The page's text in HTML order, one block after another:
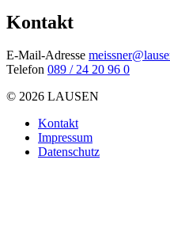
Kontakt
E-Mail-Adresse
Telefon 089 / 24 20 96 0
© 2026 LAUSEN
Kontakt
Impressum
Datenschutz